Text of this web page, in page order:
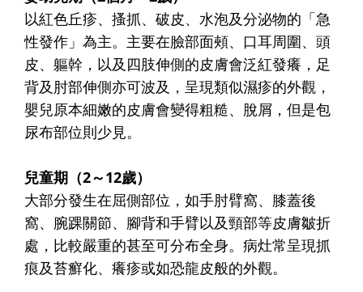
以紅色丘疹、搔抓、破皮、水泡及分泌物的「急
性發作」為主。主要在臉部面頰、口耳周圍、頭
皮、軀幹，以及四肢伸側的皮膚會泛紅發癢，足
背及肘部伸側亦可波及，呈現類似濕疹的外觀，
嬰兒原本細嫩的皮膚會變得粗糙、脫屑，但是包
尿布部位則少見。
兒童期（2～12歲）
大部分發生在屈側部位，如手肘臂窩、膝蓋後
窩、腕踝關節、腳背和手臂以及頸部等皮膚皺折
處，比較嚴重的甚至可分布全身。病灶常呈現抓
痕及苔癬化、癢疹或如恐龍皮般的外觀。